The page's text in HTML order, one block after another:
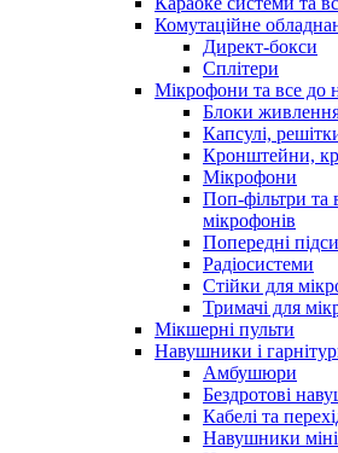
Комутаційне
Директ-бокси
Сплітери
Мікрофони та все до
Блоки
Капсулі,
Кронштейни,
Мікрофони
Поп-фільтри та
мікрофонів
Попередні
Радіосистеми
Стійки для
Тримачі для
Мікшерні пульти
Навушники і
Амбушюри
Бездротові
Кабелі та
Навушники